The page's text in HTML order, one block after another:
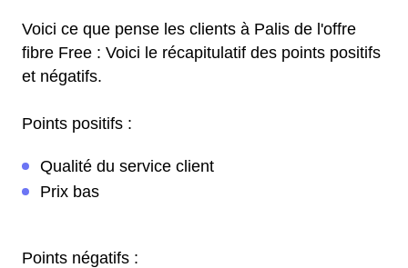
Voici ce que pense les clients à Palis de l'offre
fibre Free : Voici le récapitulatif des points positifs
et négatifs.
Points positifs :
Qualité du service client
Prix bas
Points négatifs :